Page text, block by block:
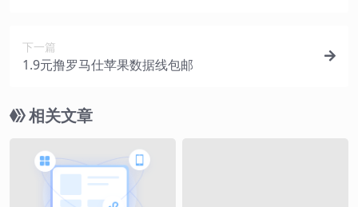
下一篇
1.9元撸罗马仕苹果数据线包邮
相关文章